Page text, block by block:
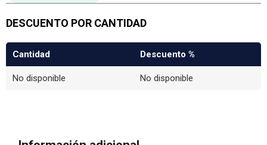
DESCUENTO POR CANTIDAD
Cantidad Descuento %
No disponible No disponible